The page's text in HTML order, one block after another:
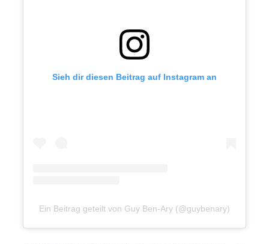
Sieh dir die­sen Bei­trag auf Insta­gram an
Ein Bei­trag geteilt von Guy Ben-Ary (@guybenary)